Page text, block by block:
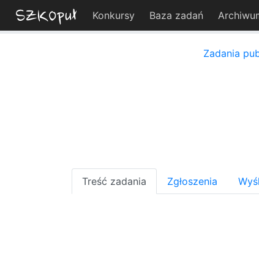
Konkursy Baza zadań
Zadania
Treść zadania Zgłoszenia